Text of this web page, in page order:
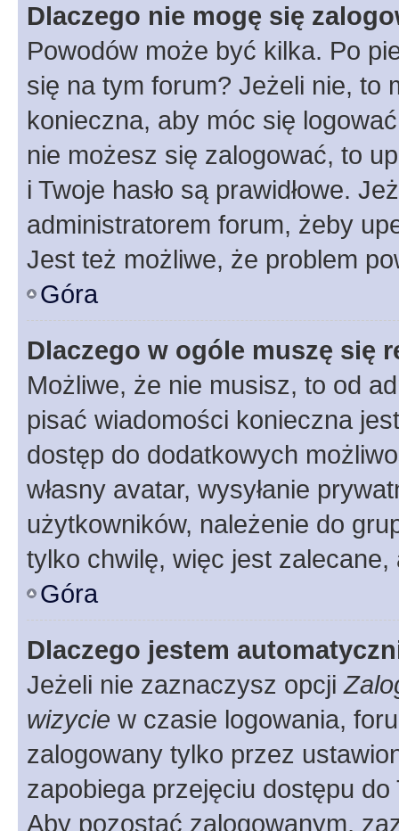
Dlaczego nie mogę się
Powodów może być kilka. Po
się na tym forum? Jeżeli nie, to
konieczna, aby móc się
nie możesz się zalogować, to
i Twoje hasło są prawidłowe.
administratorem forum, żeby
Jest też możliwe, że problem
Góra
Dlaczego w ogóle muszę się
Możliwe, że nie musisz, to od
pisać wiadomości konieczna
dostęp do dodatkowych
własny avatar, wysyłanie
użytkowników, należenie do
tylko chwilę, więc jest zalecane,
Góra
Dlaczego jestem
Jeżeli nie zaznaczysz opcji
wizycie w czasie logowania,
zalogowany tylko przez
zapobiega przejęciu dostępu
Aby pozostać zalogowanym,